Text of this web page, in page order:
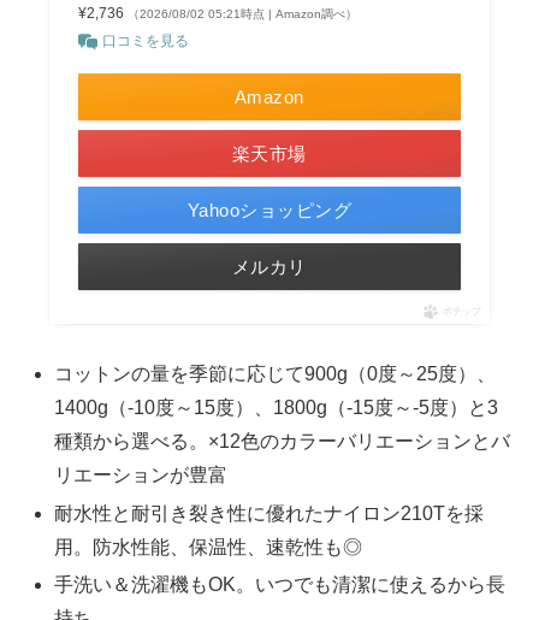
¥2,736
（2026/08/02 05:21時点 | Amazon調べ）
口コミを見る
Amazon
楽天市場
Yahooショッピング
メルカリ
ポチップ
コットンの量を季節に応じて900g（0度～25度）、
1400g（-10度～15度）、1800g（-15度～-5度）と3
種類から選べる。×12色のカラーバリエーションとバ
リエーションが豊富
耐水性と耐引き裂き性に優れたナイロン210Tを採
用。防水性能、保温性、速乾性も◎
手洗い＆洗濯機もOK。いつでも清潔に使えるから長